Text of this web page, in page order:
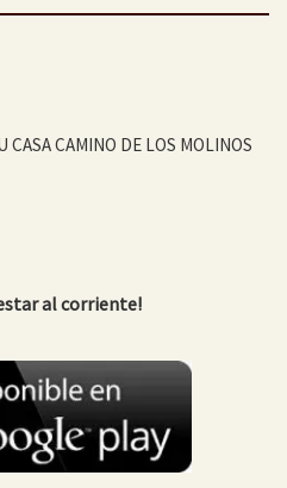
CASA CAMINO DE LOS MOLINOS
al corriente!